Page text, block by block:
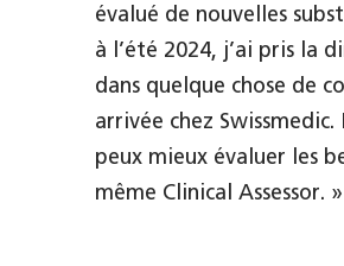
évalué de nouvelles
à l’été 2024, j’ai pris la
dans quelque chose de
arrivée chez
peux mieux évaluer les
même Clinical Assessor. »